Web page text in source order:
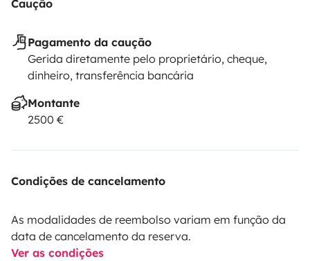
Caução
Pagamento da caução
Gerida diretamente pelo proprietário, cheque,
dinheiro, transferência bancária
Montante
2500 €
Condições de cancelamento
As modalidades de reembolso variam em função da
data de cancelamento da reserva.
Ver as condições